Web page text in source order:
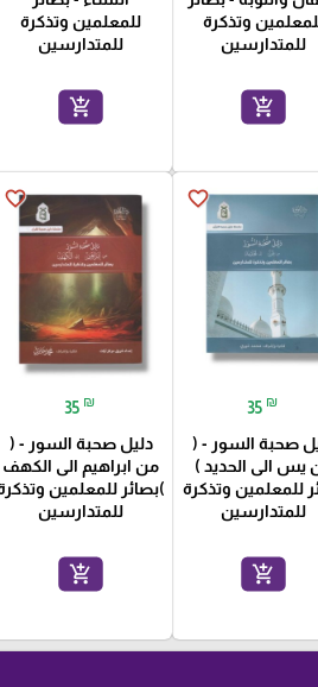
وتذكرة
للمتدارسين
add_shopping_cart
للمعلمين وتذكرة
للمتدارسين
add_shopping_cart
favorite_border
35 ₪
صحبة السور - (
يس الى الحديد )
للمعلمين وتذكرة
للمتدارسين
add_shopping_cart
favorite_border
35 ₪
دليل صحبة السور - (
من ابراهيم الى الكهف
)بصائر للمعلمين
للمتدارسين
add_shopping_cart